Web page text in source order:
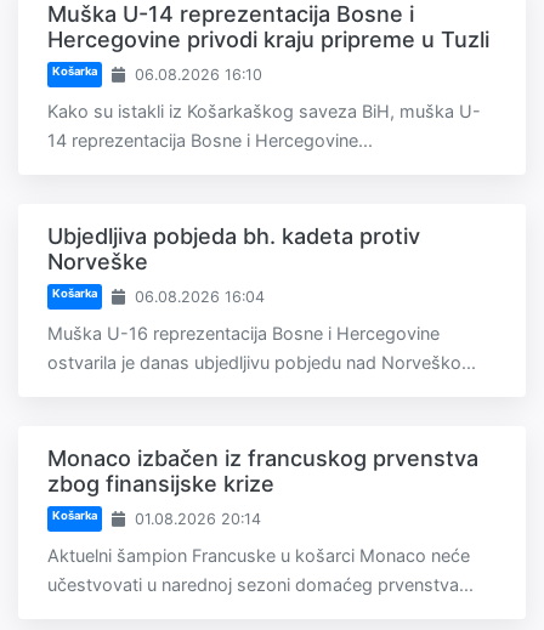
Muška U-14 reprezentacija Bosne i
Hercegovine privodi kraju pripreme u Tuzli
Košarka 06.08.2026 16:10
Kako su istakli iz Košarkaškog saveza BiH, muška U-
14 reprezentacija Bosne i Hercegovine...
Ubjedljiva pobjeda bh. kadeta protiv
Norveške
Košarka 06.08.2026 16:04
Muška U-16 reprezentacija Bosne i Hercegovine
ostvarila je danas ubjedljivu pobjedu nad Norveško...
Monaco izbačen iz francuskog prvenstva
zbog finansijske krize
Košarka 01.08.2026 20:14
Aktuelni šampion Francuske u košarci Monaco neće
učestvovati u narednoj sezoni domaćeg prvenstva...